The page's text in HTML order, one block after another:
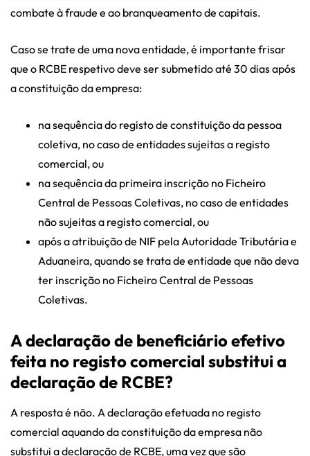
combate à fraude e ao branqueamento de capitais.
Caso se trate de uma nova entidade, é importante frisar
que o RCBE respetivo deve ser submetido até 30 dias após
a constituição da empresa:
na sequência do registo de constituição da pessoa
coletiva, no caso de entidades sujeitas a registo
comercial, ou
na sequência da primeira inscrição no Ficheiro
Central de Pessoas Coletivas, no caso de entidades
não sujeitas a registo comercial, ou
após a atribuição de NIF pela Autoridade Tributária e
Aduaneira, quando se trata de entidade que não deva
ter inscrição no Ficheiro Central de Pessoas
Coletivas.
A declaração de beneficiário efetivo
feita no registo comercial substitui a
declaração de RCBE?
A resposta é não. A declaração efetuada no registo
comercial aquando da constituição da empresa não
substitui a declaração de RCBE, uma vez que são